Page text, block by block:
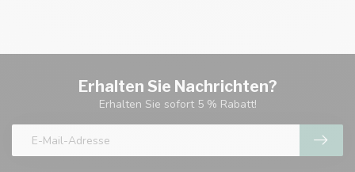
Erhalten Sie Nachrichten?
Erhalten Sie sofort 5 % Rabatt!